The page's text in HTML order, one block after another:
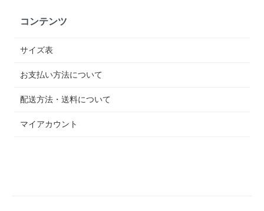
コンテンツ
サイズ表
お支払い方法について
配送方法・送料について
マイアカウント